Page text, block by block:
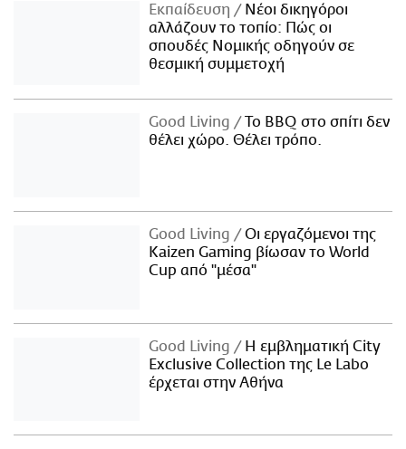
Εκπαίδευση
Νέοι δικηγόροι
αλλάζουν το τοπίο: Πώς οι
σπουδές Νομικής οδηγούν σε
θεσμική συμμετοχή
Good Living
Το BBQ στο σπίτι δεν
θέλει χώρο. Θέλει τρόπο.
Good Living
Οι εργαζόμενοι της
Kaizen Gaming βίωσαν το World
Cup από "μέσα"
Good Living
Η εμβληματική City
Exclusive Collection της Le Labo
έρχεται στην Αθήνα